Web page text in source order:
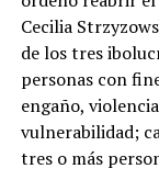
Cecilia
de los tres
personas con
engaño,
vulnerabilidad;
tres o más